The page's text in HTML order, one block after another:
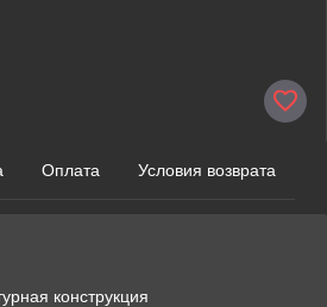
Оплата Условия возврата
конструкция